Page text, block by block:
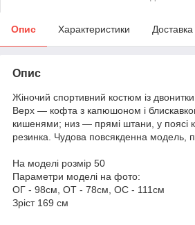
Опис Характеристики Доставка
Опис
Жіночий спортивний костюм із
Верх — кофта з капюшоном і
кишенями; низ — прямі штани, у поясі
резинка. Чудова повсякденна модель,
На моделі розмір 50
Параметри моделі на фото:
ОГ - 98см, ОТ - 78см, ОС - 111см
Зріст 169 см